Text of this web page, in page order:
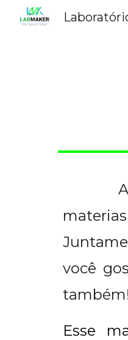
você
Esse